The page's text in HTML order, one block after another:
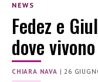
NEWS
Fedez e
dove
CHIARA NAVA | 26